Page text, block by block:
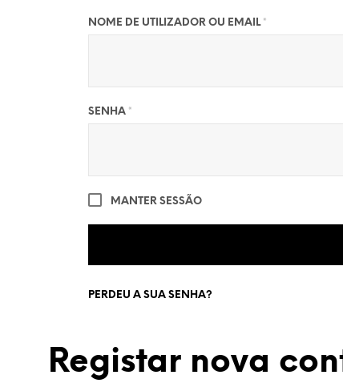
NOME DE UTILIZADOR OU EMAIL *
SENHA *
MANTER SESSÃO
PERDEU A SUA SENHA?
Registar nova